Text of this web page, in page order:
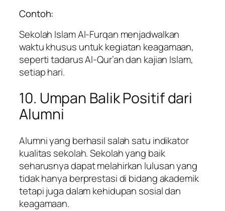
Contoh:
Sekolah Islam Al-Furqan menjadwalkan
waktu khusus untuk kegiatan keagamaan,
seperti tadarus Al-Qur’an dan kajian Islam,
setiap hari.
10. Umpan Balik Positif dari
Alumni
Alumni yang berhasil salah satu indikator
kualitas sekolah. Sekolah yang baik
seharusnya dapat melahirkan lulusan yang
tidak hanya berprestasi di bidang akademik
tetapi juga dalam kehidupan sosial dan
keagamaan.